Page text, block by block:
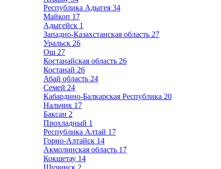
Республика Адыгея 34
Майкоп 17
Адыгейск 1
Западно-Казахстанская область 27
Уральск 26
Ош 27
Костанайская область 26
Костанай 26
Абай область 24
Семей 24
Кабардино-Балкарская Республика 20
Нальчик 17
Баксан 2
Прохладный 1
Республика Алтай 17
Горно-Алтайск 14
Акмолинская область 17
Кокшетау 14
Щучинск 2